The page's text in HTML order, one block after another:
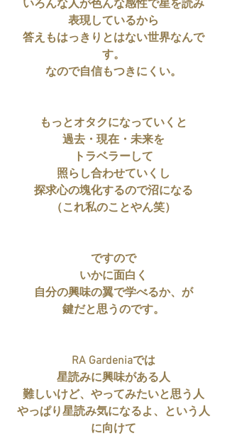
いろんな人が色んな感性で星を読み
表現しているから
答えもはっきりとはない世界なんで
す。
なので自信もつきにくい。
もっとオタクになっていくと
過去・現在・未来を
トラベラーして
照らし合わせていくし
探求心の塊化するので沼になる
（これ私のことやん笑）
ですので
いかに面白く
自分の興味の翼で学べるか、が
鍵だと思うのです。
RA Gardeniaでは
星読みに興味がある人
難しいけど、やってみたいと思う人
やっぱり星読み気になるよ、という人
に向けて